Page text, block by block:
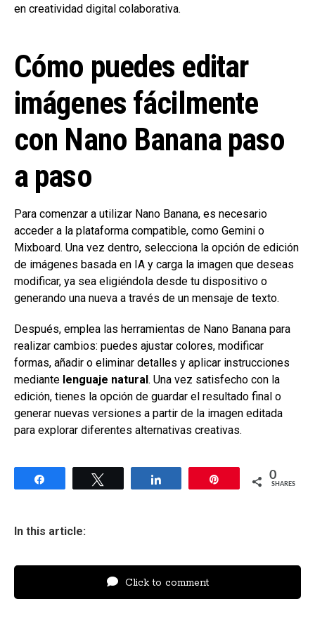
en creatividad digital colaborativa.
Cómo puedes editar
imágenes fácilmente
con Nano Banana paso
a paso
Para comenzar a utilizar Nano Banana, es necesario
acceder a la plataforma compatible, como Gemini o
Mixboard. Una vez dentro, selecciona la opción de edición
de imágenes basada en IA y carga la imagen que deseas
modificar, ya sea eligiéndola desde tu dispositivo o
generando una nueva a través de un mensaje de texto.
Después, emplea las herramientas de Nano Banana para
realizar cambios: puedes ajustar colores, modificar
formas, añadir o eliminar detalles y aplicar instrucciones
mediante lenguaje natural. Una vez satisfecho con la
edición, tienes la opción de guardar el resultado final o
generar nuevas versiones a partir de la imagen editada
para explorar diferentes alternativas creativas.
0
SHARES
In this article:
Click to comment